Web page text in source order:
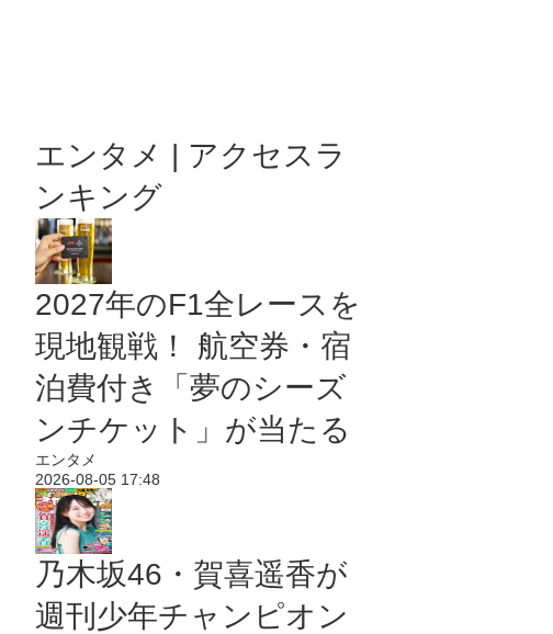
エンタメ | アクセスラ
ンキング
2027年のF1全レースを
現地観戦！ 航空券・宿
泊費付き「夢のシーズ
ンチケット」が当たる
エンタメ
2026-08-05 17:48
乃木坂46・賀喜遥香が
週刊少年チャンピオン